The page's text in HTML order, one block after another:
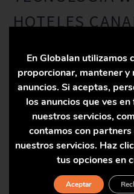
HOTELES
Los hoteles Canarios viven
ello que se apoyan de la
LEER MÁS
En Globalan utilizamos
proporcionar, mantener y
anuncios. Si aceptas,
los anuncios que ves
nuestros servicios,
contamos con
nuestros servicios. Haz
tus opciones en
Aceptar